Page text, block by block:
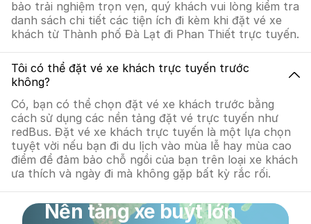
bảo trải nghiệm trọn vẹn, quý khách vui lòng kiểm tra
danh sách chi tiết các tiện ích đi kèm khi đặt vé xe
khách từ Thành phố Đà Lạt đi Phan Thiết trực tuyến.
Tôi có thể đặt vé xe khách trực tuyến trước
không?
Có, bạn có thể chọn đặt vé xe khách trước bằng
cách sử dụng các nền tảng đặt vé trực tuyến như
redBus. Đặt vé xe khách trực tuyến là một lựa chọn
tuyệt vời nếu bạn đi du lịch vào mùa lễ hay mùa cao
điểm để đảm bảo chỗ ngồi của bạn trên loại xe khách
ưa thích và ngày đi mà không gặp bất kỳ rắc rối.
Nền tảng xe buýt lớn